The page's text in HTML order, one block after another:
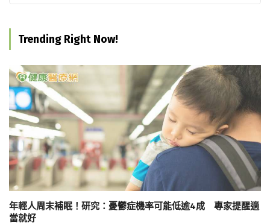
Trending Right Now!
年輕人周末補眠！研究：憂鬱症機率可能低逾4成 專家提醒適
當就好